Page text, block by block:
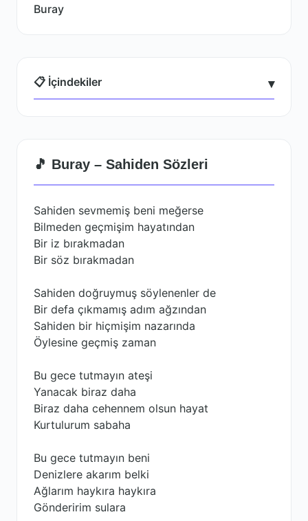
Buray
📋 İçindekiler ▾
🎵 Buray – Sahiden Sözleri
Sahiden sevmemiş beni meğerse
Bilmeden geçmişim hayatından
Bir iz bırakmadan
Bir söz bırakmadan
Sahiden doğruymuş söylenenler de
Bir defa çıkmamış adım ağzından
Sahiden bir hiçmişim nazarında
Öylesine geçmiş zaman
Bu gece tutmayın ateşi
Yanacak biraz daha
Biraz daha cehennem olsun hayat
Kurtulurum sabaha
Bu gece tutmayın beni
Denizlere akarım belki
Ağlarım haykıra haykıra
Gönderirim sulara